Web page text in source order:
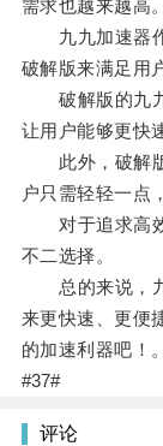
需求也越来越高。
九九加速器作
破解版来满足用
破解版的九九
让用户能够更快
此外，破解版
户只需轻轻一点
对于追求高效
不二选择。
总的来说，九
来更快速、更便
的加速利器吧！。
#37#
评论